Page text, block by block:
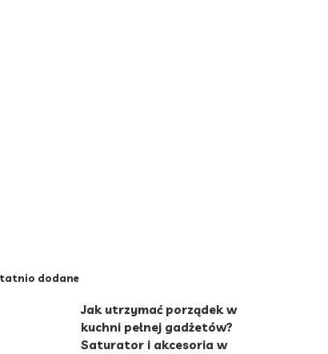
dodane
Jak utrzymać porządek w
kuchni pełnej gadżetów?
Saturator i akcesoria w